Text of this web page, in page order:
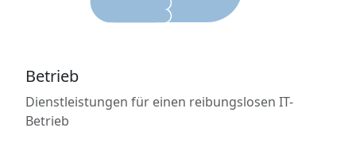
Betrieb
Dienstleistungen für einen reibungslosen IT-
Betrieb